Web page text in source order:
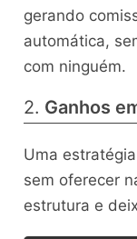
gerando
automática,
com ninguém.
2. Ganhos
Uma
sem oferecer
estrutura e